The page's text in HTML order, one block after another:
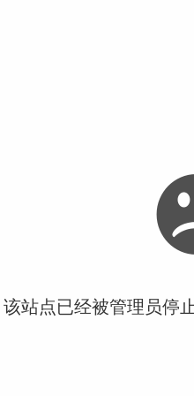
站点已经被管理员停